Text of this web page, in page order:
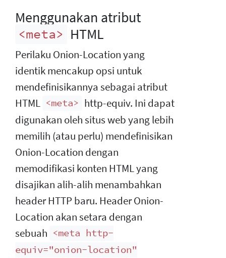
Menggunakan atribut
<meta> HTML
Perilaku Onion-Location yang
identik mencakup opsi untuk
mendefinisikannya sebagai atribut
HTML <meta> http-equiv. Ini dapat
digunakan oleh situs web yang lebih
memilih (atau perlu) mendefinisikan
Onion-Location dengan
memodifikasi konten HTML yang
disajikan alih-alih menambahkan
header HTTP baru. Header Onion-
Location akan setara dengan
sebuah <meta http-
equiv="onion-location"